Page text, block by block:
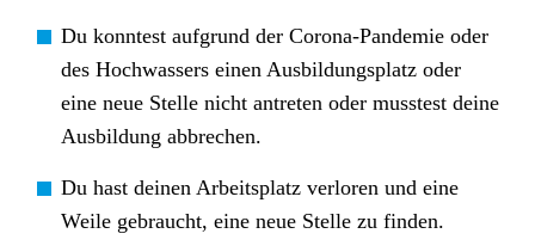
Du konntest aufgrund der Corona-Pandemie oder
des Hochwassers einen Ausbildungsplatz oder
eine neue Stelle nicht antreten oder musstest deine
Ausbildung abbrechen.
Du hast deinen Arbeitsplatz verloren und eine
Weile gebraucht, eine neue Stelle zu finden.